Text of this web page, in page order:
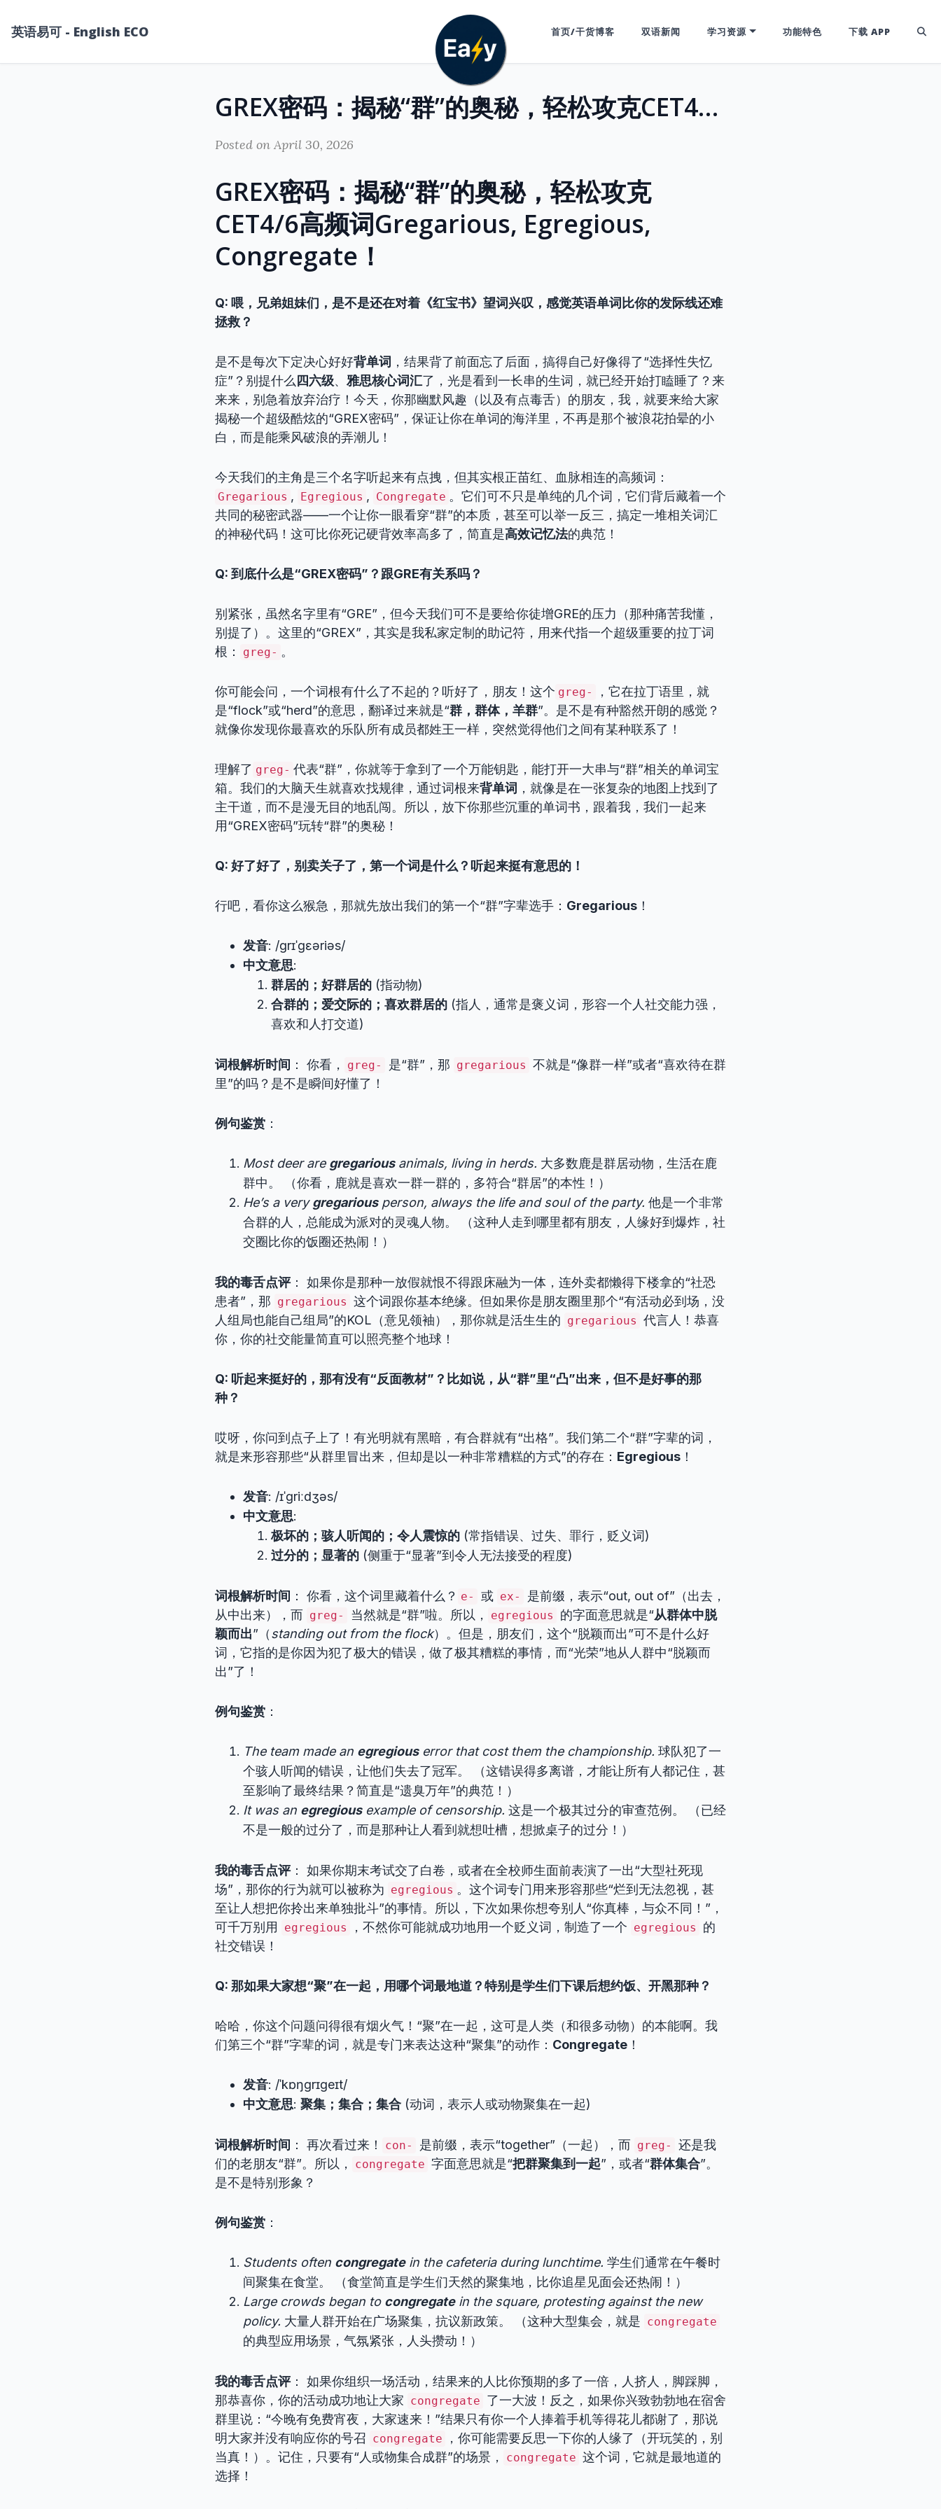
英语易可 - English ECO 首页/干货博客 双语新闻 学习资源 功能特色 下载 APP
GREX密码：揭秘“群”的奥秘，轻松攻克CET4/6高频词Gregarious, Egregious, Congregate！
Posted on April 30, 2026
GREX密码：揭秘“群”的奥秘，轻松攻克
CET4/6高频词Gregarious, Egregious,
Congregate！
Q: 喂，兄弟姐妹们，是不是还在对着《红宝书》望词兴叹，感觉英语单词比你的发际线还难
拯救？
是不是每次下定决心好好背单词 ，结果背了前面忘了后面，搞得自己好像得了“选择性失忆
症”？别提什么四六级、 雅思核心词汇了，光是看到一长串的生词，就已经开始打瞌睡了？来
来来，别急着放弃治疗！今天，你那幽默风趣（以及有点毒舌）的朋友，我，就要来给大家
揭秘一个超级酷炫的“GREX密码”，保证让你在单词的海洋里，不再是那个被浪花拍晕的小
白，而是能乘风破浪的弄潮儿！
今天我们的主角是三个名字听起来有点拽，但其实根正苗红、血脉相连的高频词：
Gregarious , Egregious , Congregate 。它们可不只是单纯的几个词，它们背后藏着一个
共同的秘密武器——一个让你一眼看穿“群”的本质，甚至可以举一反三，搞定一堆相关词汇
的神秘代码！这可比你死记硬背效率高多了，简直是高效记忆法的典范！
Q: 到底什么是“GREX密码”？跟GRE有关系吗？
别紧张，虽然名字里有“GRE”，但今天我们可不是要给你徒增GRE的压力（那种痛苦我懂，
别提了）。这里的“GREX”，其实是我私家定制的助记符，用来代指一个超级重要的拉丁词
根：
greg- 。
你可能会问，一个词根有什么了不起的？听好了，朋友！这个 greg-
，它在拉丁语里，就
是“flock”或“herd”的意思，翻译过来就是“群，群体，羊群”。是不是有种豁然开朗的感觉？
就像你发现你最喜欢的乐队所有成员都姓王一样，突然觉得他们之间有某种联系了！
理解了 greg- 代表“群”，你就等于拿到了一个万能钥匙，能打开一大串与“群”相关的单词宝
箱。我们的大脑天生就喜欢找规律，通过词根来背单词 ，就像是在一张复杂的地图上找到了
主干道，而不是漫无目的地乱闯。所以，放下你那些沉重的单词书，跟着我，我们一起来
用“GREX密码”玩转“群”的奥秘！
Q: 好了好了，别卖关子了，第一个词是什么？听起来挺有意思的！
行吧，看你这么猴急，那就先放出我们的第一个“群”字辈选手： Gregarious ！
发音: /ɡrɪˈɡɛəriəs/
中文意思:
群居的；好群居的 (指动物)
合群的；爱交际的；喜欢群居的 (指人，通常是褒义词，形容一个人社交能力强，
喜欢和人打交道)
词根解析时间 ： 你看， greg- 是“群”，那 gregarious 不就是“像群一样”或者“喜欢待在群
里”的吗？是不是瞬间好懂了！
例句鉴赏 ：
Most deer are gregariousanimals, living in herds. 大多数鹿是群居动物，生活在鹿
群中。 （你看，鹿就是喜欢一群一群的，多符合“群居”的本性！）
He’s a verygregariousperson, always the life and soul of the party. 他是一个非常
合群的人，总能成为派对的灵魂人物。 （这种人走到哪里都有朋友，人缘好到爆炸，社
交圈比你的饭圈还热闹！）
我的毒舌点评： 如果你是那种一放假就恨不得跟床融为一体，连外卖都懒得下楼拿的“社恐
患者”，那 gregarious 这个词跟你基本绝缘。但如果你是朋友圈里那个“有活动必到场，没
人组局也能自己组局”的KOL（意见领袖），那你就是活生生的 gregarious 代言人！恭喜
你，你的社交能量简直可以照亮整个地球！
Q: 听起来挺好的，那有没有“反面教材”？比如说，从“群”里“凸”出来，但不是好事的那
种？
哎呀，你问到点子上了！有光明就有黑暗，有合群就有“出格”。我们第二个“群”字辈的词，
就是来形容那些“从群里冒出来，但却是以一种非常糟糕的方式”的存在： Egregious ！
发音: /ɪˈɡriːdʒəs/
中文意思:
极坏的；骇人听闻的；令人震惊的 (常指错误、过失、罪行，贬义词)
过分的；显著的 (侧重于“显著”到令人无法接受的程度)
词根解析时间 ： 你看，这个词里藏着什么？ e- 或 ex-
是前缀，表示“out, out of”（出去，
从中出来），而 greg- 当然就是“群”啦。所以， egregious 的字面意思就是“从群体中脱
颖而出”（standing out from the flock）。但是，朋友们，这个“脱颖而出”可不是什么好
词，它指的是你因为犯了极大的错误，做了极其糟糕的事情，而“光荣”地从人群中“脱颖而
出”了！
例句鉴赏 ：
The team made an egregiouserror that cost them the championship. 球队犯了一
个骇人听闻的错误，让他们失去了冠军。 （这错误得多离谱，才能让所有人都记住，甚
至影响了最终结果？简直是“遗臭万年”的典范！）
It was an egregiousexample of censorship. 这是一个极其过分的审查范例。 （已经
不是一般的过分了，而是那种让人看到就想吐槽，想掀桌子的过分！）
我的毒舌点评： 如果你期末考试交了白卷，或者在全校师生面前表演了一出“大型社死现
场”，那你的行为就可以被称为 egregious 。这个词专门用来形容那些“烂到无法忽视，甚
至让人想把你拎出来单独批斗”的事情。所以，下次如果你想夸别人“你真棒，与众不同！”，
可千万别用
egregious ，不然你可能就成功地用一个贬义词，制造了一个 egregious
的
社交错误！
Q: 那如果大家想“聚”在一起，用哪个词最地道？特别是学生们下课后想约饭、开黑那种？
哈哈，你这个问题问得很有烟火气！“聚”在一起，这可是人类（和很多动物）的本能啊。我
们第三个“群”字辈的词，就是专门来表达这种“聚集”的动作： Congregate ！
发音: /ˈkɒŋɡrɪɡeɪt/
中文意思: 聚集；集合；集合 (动词，表示人或动物聚集在一起)
词根解析时间 ： 再次看过来！ con- 是前缀，表示“together”（一起），而 greg-
还是我
们的老朋友“群”。所以，
congregate 字面意思就是“把群聚集到一起”，或者“群体集合”。
是不是特别形象？
例句鉴赏 ：
Students often congregatein the cafeteria during lunchtime. 学生们通常在午餐时
间聚集在食堂。 （食堂简直是学生们天然的聚集地，比你追星见面会还热闹！）
Large crowds began to congregatein the square, protesting against the new
policy. 大量人群开始在广场聚集，抗议新政策。 （这种大型集会，就是 congregate
的典型应用场景，气氛紧张，人头攒动！）
我的毒舌点评： 如果你组织一场活动，结果来的人比你预期的多了一倍，人挤人，脚踩脚，
那恭喜你，你的活动成功地让大家 congregate 了一大波！反之，如果你兴致勃勃地在宿舍
群里说：“今晚有免费宵夜，大家速来！”结果只有你一个人捧着手机等得花儿都谢了，那说
明大家并没有响应你的号召 congregate
，你可能需要反思一下你的人缘了（开玩笑的，别
当真！）。记住，只要有“人或物集合成群”的场景，
congregate 这个词，它就是最地道的
选择！